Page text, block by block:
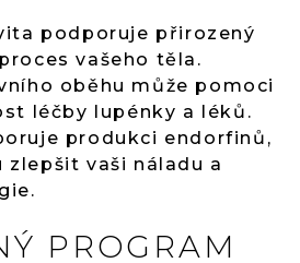
podporuje přirozený
vašeho těla.
oběhu může pomoci
léčby lupénky a léků.
produkci endorfinů,
zlepšit vaši náladu a
PROGRAM